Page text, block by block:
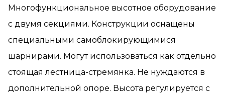
Многофункциональное высотное оборудование
с двумя секциями. Конструкции оснащены
специальными самоблокирующимися
шарнирами. Могут использоваться как отдельно
стоящая лестница-стремянка. Не нуждаются в
дополнительной опоре. Высота регулируется с